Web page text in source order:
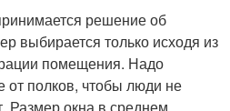
решение об
выбирается только исходя из
помещения. Надо
от полков, чтобы люди не